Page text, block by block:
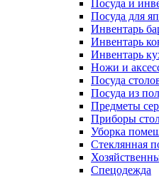
Посуда и
Посуда для
Инвентарь
Инвентарь
Инвентарь
Ножи и
Посуда
Посуда из
Предметы
Приборы
Уборка
Стеклянная
Спецодежда